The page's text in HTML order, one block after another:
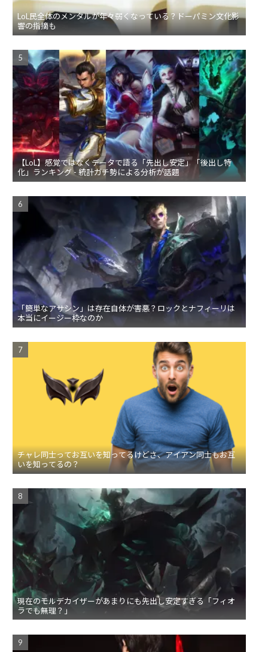
LoL民全体のメンタルが年々弱くなっている？ドーパミン文化影
響の指摘も
【LoL】感覚ではなくデータで語る「先出し安定」「後出し特
化」ランキング - 統計ガチ勢による分析が話題
「簡単なアサシン」は存在自体が害悪？ロックとナフィーリは
本当にイージー枠なのか
チャレ同士ってお互いを知ってるけどさ、アイアン同士もお互
いを知ってるの？
現在のモルデカイザーがあまりにも先出し安定すぎる「フィオ
ラでも無理？」